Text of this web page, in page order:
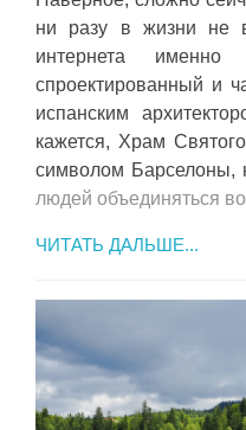
ни разу в жизни не
интернета
спроектированный и
испанским
кажется, Храм
символом Барселоны,
людей объединяться
ЧИТАТЬ ДАЛЬШЕ...